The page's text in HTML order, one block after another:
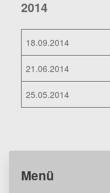
2014
18.09.2014
21.06.2014
25.05.2014
Menü